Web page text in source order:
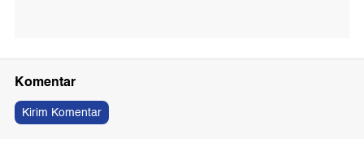
Komentar
Kirim Komentar